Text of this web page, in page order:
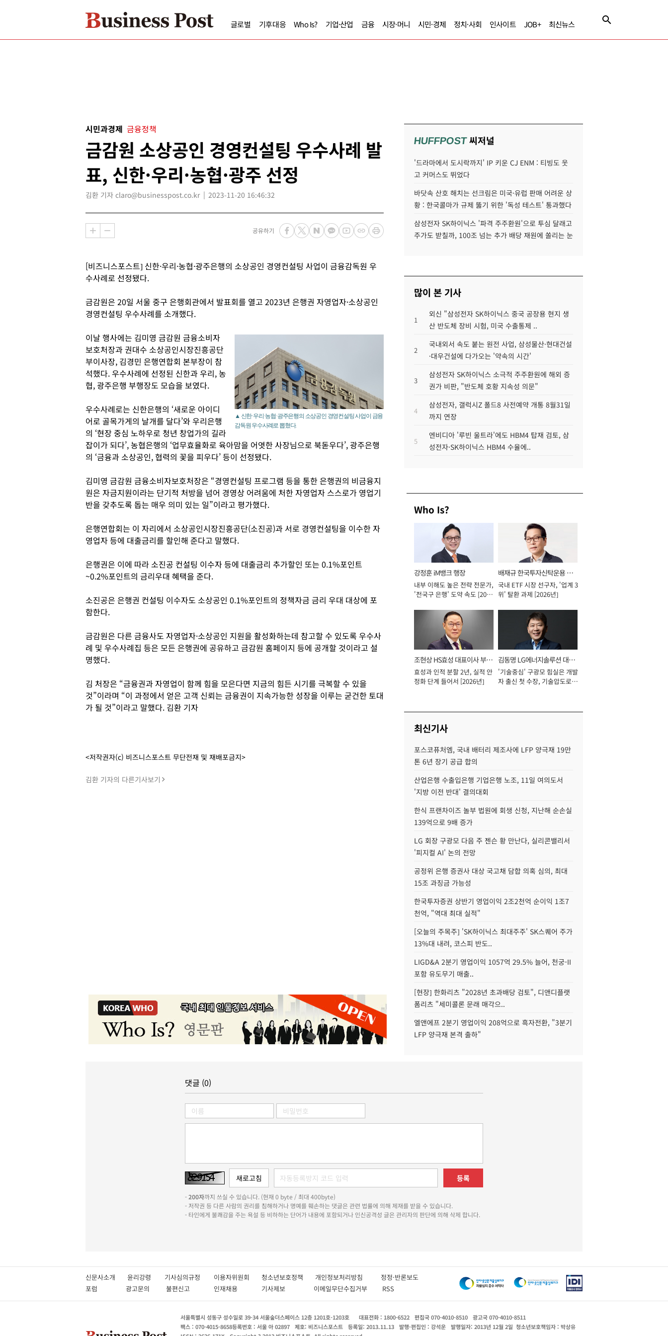
글로벌 기후대응 Who Is? 기업·산업 금융 시장·머니 시민·경제 정치·사회 인사이트 JOB+ 최신뉴스
시민과경제 금융정책
금감원 소상공인 경영컨설팅 우수사례 발
표, 신한·우리·농협·광주 선정
김환 기자 claro@businesspost.co.kr 2023-11-20 16:46:32
공유하기
[비즈니스포스트] 신한·우리·농협·광주은행의 소상공인 경영컨설팅 사업이 금융감독원 우
수사례로 선정됐다.
금감원은 20일 서울 중구 은행회관에서 발표회를 열고 2023년 은행권 자영업자·소상공인
경영컨설팅 우수사례를 소개했다.
▲ 신한·우리·농협·광주은행의 소상공인 경영컨설팅 사업이 금융
감독원 우수사례로 뽑혔다.
이날 행사에는 김미영 금감원 금융소비자
보호처장과 권대수 소상공인시장진흥공단
부이사장, 김경민 은행연합회 본부장이 참
석했다. 우수사례에 선정된 신한과 우리, 농
협, 광주은행 부행장도 모습을 보였다.
우수사례로는 신한은행의 ‘새로운 아이디
어로 골목가게의 날개를 달다’와 우리은행
의 ‘현장 중심 노하우로 청년 창업가의 길라
잡이가 되다’, 농협은행의 ‘업무효율화로 육아맘을 어엿한 사장님으로 북돋우다’, 광주은행
의 ‘금융과 소상공인, 협력의 꽃을 피우다’ 등이 선정됐다.
김미영 금감원 금융소비자보호처장은 “경영컨설팅 프로그램 등을 통한 은행권의 비금융지
원은 자금지원이라는 단기적 처방을 넘어 경영상 어려움에 처한 자영업자 스스로가 영업기
반을 갖추도록 돕는 매우 의미 있는 일”이라고 평가했다.
은행연합회는 이 자리에서 소상공인시장진흥공단(소진공)과 서로 경영컨설팅을 이수한 자
영업자 등에 대출금리를 할인해 준다고 말했다.
은행권은 이에 따라 소진공 컨설팅 이수자 등에 대출금리 추가할인 또는 0.1%포인트
~0.2%포인트의 금리우대 혜택을 준다.
소진공은 은행권 컨설팅 이수자도 소상공인 0.1%포인트의 정책자금 금리 우대 대상에 포
함한다.
금감원은 다른 금융사도 자영업자·소상공인 지원을 활성화하는데 참고할 수 있도록 우수사
례 및 우수사례집 등은 모든 은행권에 공유하고 금감원 홈페이지 등에 공개할 것이라고 설
명했다.
김 처장은 “금융권과 자영업이 함께 힘을 모은다면 지금의 힘든 시기를 극복할 수 있을
것”이라며 “이 과정에서 얻은 고객 신뢰는 금융권이 지속가능한 성장을 이루는 굳건한 토대
가 될 것”이라고 말했다. 김환 기자
<저작권자(c) 비즈니스포스트 무단전재 및 재배포금지>
김환 기자의 다른기사보기
HUFFPOST씨저널
'드라마에서 도시락까지' IP 키운 CJ ENM : 티빙도 웃
고 커머스도 뛰었다
바닷속 산호 해치는 선크림은 미국·유럽 판매 어려운 상
황 : 한국콜마가 규제 뚫기 위한 '독성 테스트' 통과했다
삼성전자 SK하이닉스 '파격 주주환원'으로 투심 달래고
주가도 받칠까, 100조 넘는 추가 배당 재원에 쏠리는 눈
많이 본 기사
1
외신 "삼성전자 SK하이닉스 중국 공장용 현지 생
산 반도체 장비 시험, 미국 수출통제 ..
2
국내외서 속도 붙는 원전 사업, 삼성물산·현대건설
·대우건설에 다가오는 '약속의 시간'
3
삼성전자 SK하이닉스 소극적 주주환원에 해외 증
권가 비판, "반도체 호황 지속성 의문"
4
삼성전자, 갤럭시Z 폴드8 사전예약 개통 8월31일
까지 연장
5
엔비디아 '루빈 울트라'에도 HBM4 탑재 검토, 삼
성전자·SK하이닉스 HBM4 수율에..
Who Is?
강정훈 iM뱅크 행장
내부 이해도 높은 전략 전문가,
'전국구 은행' 도약 속도 [2026
배재규 한국투자신탁운용 대
표이사 사장
국내 ETF 시장 선구자, '업계 3
위' 탈환 과제 [2026년]
조현상 HS효성 대표이사 부회
장
효성과 인적 분할 2년, 실적 안
정화 단계 들어서 [2026년]
김동명 LG에너지솔루션 대표
이사 사장
'기술중심' 구광모 힘실은 개발
자 출신 첫 수장, 기술압도로
최신기사
포스코퓨처엠, 국내 배터리 제조사에 LFP 양극재 19만
톤 6년 장기 공급 합의
산업은행 수출입은행 기업은행 노조, 11일 여의도서
'지방 이전 반대' 결의대회
한식 프랜차이즈 놀부 법원에 회생 신청, 지난해 순손실
139억으로 9배 증가
LG 회장 구광모 다음 주 젠슨 황 만난다, 실리콘밸리서
'피지컬 AI' 논의 전망
공정위 은행 증권사 대상 국고채 담합 의혹 심의, 최대
15조 과징금 가능성
한국투자증권 상반기 영업이익 2조2천억 순이익 1조7
천억, "역대 최대 실적"
[오늘의 주목주] 'SK하이닉스 최대주주' SK스퀘어 주가
13%대 내려, 코스피 반도..
LIGD&A 2분기 영업이익 1057억 29.5% 늘어, 천궁-II
포함 유도무기 매출..
[현장] 한화리츠 "2028년 초과배당 검토", 디앤디플랫
폼리츠 "세미콜론 문래 매각으..
엘앤에프 2분기 영업이익 208억으로 흑자전환, "3분기
LFP 양극재 본격 출하"
댓글 (0)
등록
-200자까지 쓰실 수 있습니다. (현재 0 byte / 최대 400byte)
- 저작권 등 다른 사람의 권리를 침해하거나 명예를 훼손하는 댓글은 관련 법률에 의해 제재를 받을 수 있습니다.
- 타인에게 불쾌감을 주는 욕설 등 비하하는 단어가 내용에 포함되거나 인신공격성 글은 관리자의 판단에 의해 삭제 합니다.
신문사소개 윤리강령 기사심의규정 이용자위원회 청소년보호정책 개인정보처리방침 정정·반론보도
포럼
광고문의 불편신고 인재채용 기사제보 이메일무단수집거부 RSS
서울특별시 성동구 성수일로 39-34 서울숲더스페이스 12층 1201호-1203호 대표전화 : 1800-6522 편집국 070-4010-8510
광고국 070-4010-8511
팩스 : 070-4015-8658등록번호 : 서울 아 02897 제호: 비즈니스포스트 등록일: 2013.11.13 발행·편집인 : 강석운 발행일자: 2013년 12월 2일 청소년보호책임자 : 박상유